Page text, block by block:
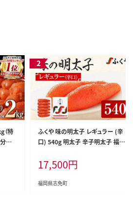
（特
け
福
っ
ふくや 味の明太子 レギュラー (辛
口) 540g 明太子 辛子明太子 福岡
17,500円
福岡県志免町